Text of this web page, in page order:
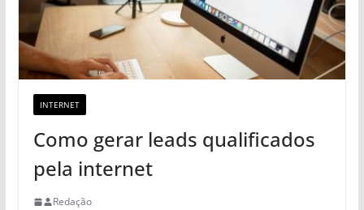
INTERNET
Como gerar leads qualificados
pela internet
Redação